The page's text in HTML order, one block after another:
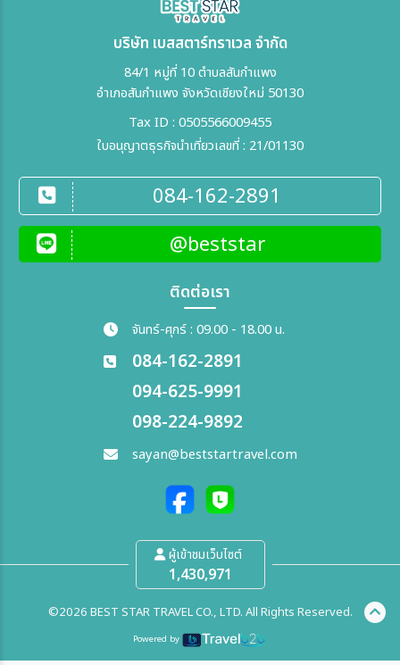
บริษัท เบสสตาร์ทราเวล จำกัด
84/1 หมู่ที่ 10 ตำบลสันกำแพง
อำเภอสันกำแพง จังหวัดเชียงใหม่ 50130
Tax ID : 0505566009455
ใบอนุญาตธุรกิจนำเที่ยวเลขที่ : 21/01130
084-162-2891
@beststar
ติดต่อเรา
จันทร์-ศุกร์ : 09.00 - 18.00 น.
084-162-2891
094-625-9991
098-224-9892
sayan@beststartravel.com
ผู้เข้าชมเว็บไซต์
1,430,971
©2026 BEST STAR TRAVEL CO., LTD. All Rights Reserved.
Powered by